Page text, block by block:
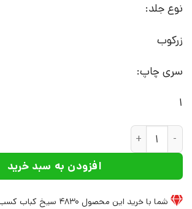
نوع جلد:
زرکوب
سری چاپ:
1
کتاب دانشنامه تاریخ | انتشارات علم عدد
افزودن به سبد خرید
شما با خرید این محصول 4830 سیخ کباب